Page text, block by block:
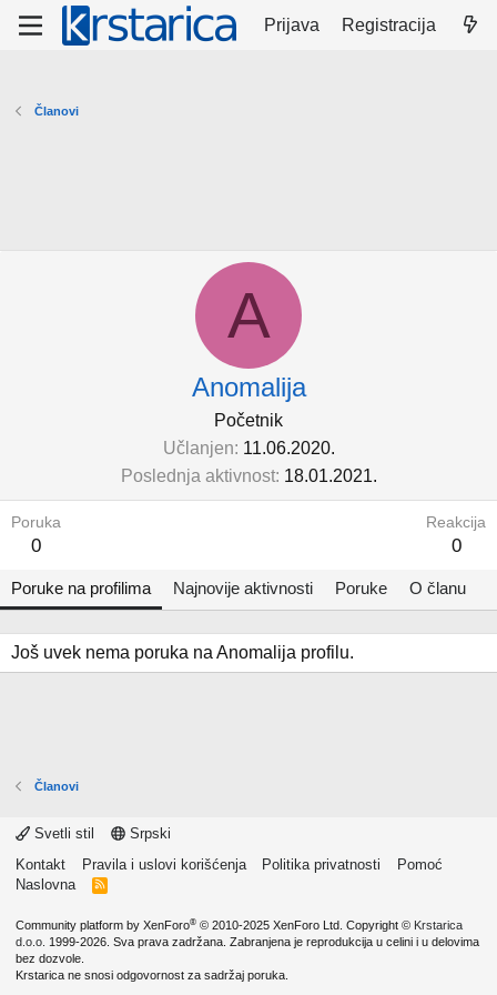
Prijava Registracija
Članovi
A
Anomalija
Početnik
Učlanjen 11.06.2020.
Poslednja aktivnost 18.01.2021.
Poruka
0
Reakcija
0
Poruke na profilima Najnovije aktivnosti Poruke O članu
Još uvek nema poruka na Anomalija profilu.
Članovi
Svetli stil
Srpski
Kontakt
Pravila i uslovi korišćenja Politika privatnosti
Pomoć
Naslovna
R
Community platform by XenForo® © 2010-2025 XenForo Ltd. Copyright © Krstarica
d.o.o. 1999-2026. Sva prava zadržana. Zabranjena je reprodukcija u celini i u delovima
bez dozvole.
Krstarica ne snosi odgovornost za sadržaj poruka.